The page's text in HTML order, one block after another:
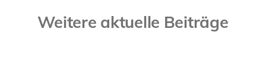
Weitere aktuelle Beiträge